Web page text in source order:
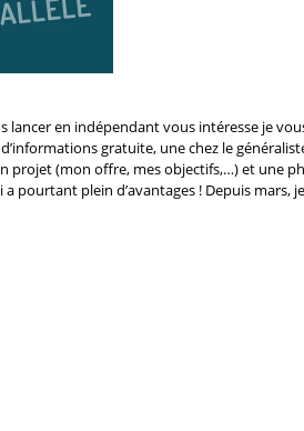
lancer en indépendant vous intéresse je
gratuite, une chez le
projet (mon offre, mes objectifs,…) et une
pourtant plein d’avantages ! Depuis mars,